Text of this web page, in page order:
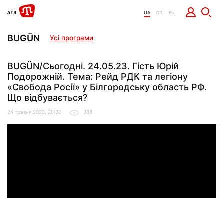
UA QT EN
BUGÜN Усі програми
BUGÜN/Сьогодні. 24.05.23. Гість Юрій
Подорожній. Тема: Рейд РДК та легіону
«Свобода Росії» у Білгородську область РФ.
Що відбувається?
24 травня 2023, 20:30 888